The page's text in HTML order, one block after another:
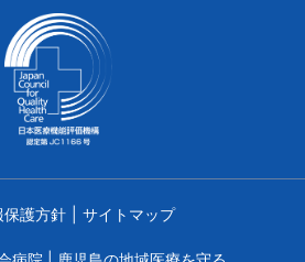
護方針 サイトマップ